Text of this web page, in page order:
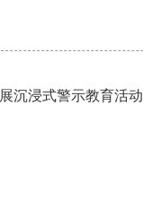
沉浸式警示教育活动